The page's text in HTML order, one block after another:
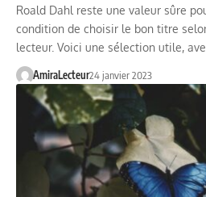
Roald Dahl reste une valeur sûre
condition de choisir le bon titre
lecteur. Voici une sélection utile,
AmiraLecteur24 janvier 2023